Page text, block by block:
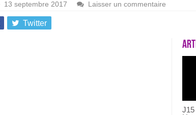
13 septembre 2017 Laisser un commentaire
Twitter
J15